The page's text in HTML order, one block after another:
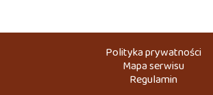
Polityka prywatności
Mapa serwisu
Regulamin